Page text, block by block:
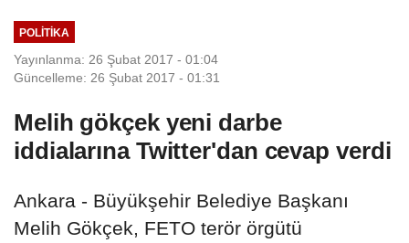
POLITIKA
Yayınlanma: 26 Şubat 2017 - 01:04
Güncelleme: 26 Şubat 2017 - 01:31
Melih gökçek yeni darbe
iddialarına Twitter'dan cevap verdi
Ankara - Büyükşehir Belediye Başkanı
Melih Gökçek, FETO terör örgütü